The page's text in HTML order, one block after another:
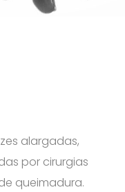
alargadas,
por cirurgias
queimadura.